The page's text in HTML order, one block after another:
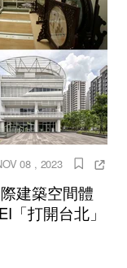
08 , 2023
建築空間體
「打開台北」